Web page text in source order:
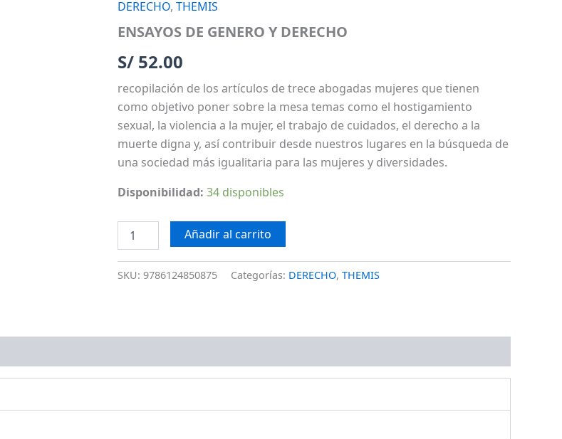
DERECHO, THEMIS
ENSAYOS DE GENERO Y DERECHO
S/ 52.00
recopilación de los artículos de trece abogadas mujeres que tienen
como objetivo poner sobre la mesa temas como el hostigamiento
sexual, la violencia a la mujer, el trabajo de cuidados, el derecho a la
muerte digna y, así contribuir desde nuestros lugares en la búsqueda de
una sociedad más igualitaria para las mujeres y diversidades.
Disponibilidad: 34 disponibles
GENERO
DERECHO
Añadir al carrito
SKU: 9786124850875 Categorías: DERECHO, THEMIS